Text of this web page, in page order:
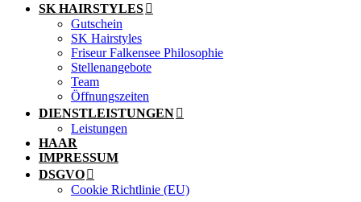
SK HAIRSTYLES
Gutschein
SK Hairstyles
Friseur Falkensee Philosophie
Stellenangebote
Team
Öffnungszeiten
DIENSTLEISTUNGEN
Leistungen
HAAR
IMPRESSUM
DSGVO
Cookie Richtlinie (EU)